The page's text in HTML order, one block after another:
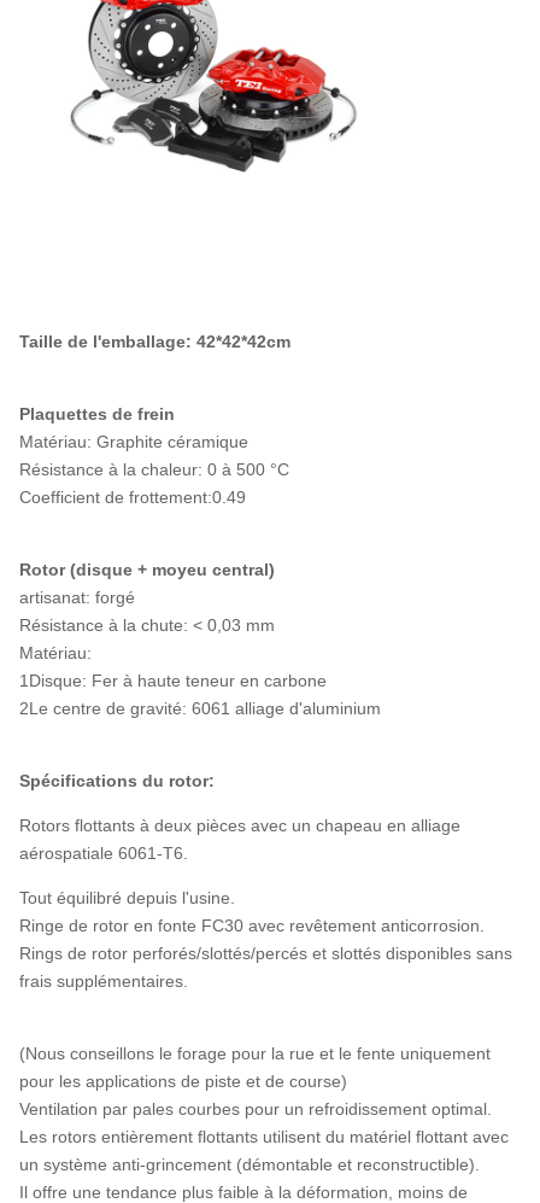
Taille de l'emballage: 42*42*42cm
Plaquettes de frein
Matériau: Graphite céramique
Résistance à la chaleur: 0 à 500 °C
Coefficient de frottement:0.49
Rotor (disque + moyeu central)
artisanat: forgé
Résistance à la chute: < 0,03 mm
Matériau:
1Disque: Fer à haute teneur en carbone
2Le centre de gravité: 6061 alliage d'aluminium
Spécifications du rotor:
Rotors flottants à deux pièces avec un chapeau en alliage
aérospatiale 6061-T6.
Tout équilibré depuis l'usine.
Ringe de rotor en fonte FC30 avec revêtement anticorrosion.
Rings de rotor perforés/slottés/percés et slottés disponibles sans
frais supplémentaires.
(Nous conseillons le forage pour la rue et le fente uniquement
pour les applications de piste et de course)
Ventilation par pales courbes pour un refroidissement optimal.
Les rotors entièrement flottants utilisent du matériel flottant avec
un système anti-grincement (démontable et reconstructible).
Il offre une tendance plus faible à la déformation, moins de